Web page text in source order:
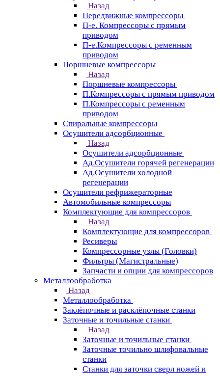
Назад
Передвижные компрессоры
П-е. Компрессоры с прямым
приводом
П-е.Компрессоры с ременным
приводом
Поршневые компрессоры
Назад
Поршневые компрессоры
П.Компрессоры с прямым приводом
П.Компрессоры с ременным
приводом
Спиральные компрессоры
Осушители адсорбционные
Назад
Осушители адсорбционные
Ад.Осушители горячей регенерации
Ад.Осушители холодной
регенерации
Осушители рефрижераторные
Автомобильные компрессоры
Комплектующие для компрессоров
Назад
Комплектующие для компрессоров
Ресиверы
Компрессорные узлы (Головки)
Фильтры (Магистральные)
Запчасти и опции для компрессоров
Металлообработка
Назад
Металлообработка
Заклёпочные и расклёпочные станки
Заточные и точильные станки
Назад
Заточные и точильные станки
Заточные точильно шлифовальные
станки
Станки для заточки сверл ножей и